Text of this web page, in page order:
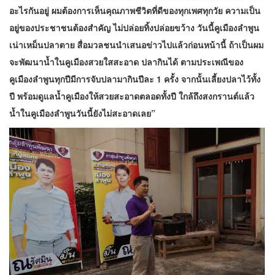
อะไรกันอยู่ ผมต้องการเห็นคุณภาพชีวิตที่ดีของทุกเพศทุกวัย ความเป็น
อยู่ของประชาชนต้องสำคัญ ไม่ปล่อยทิ้งปล่อยขว้าง วันนี้คูเมืองลำพูน
เน่าเหม็นปลาตาย สื่อมวลชนนำเสนอข่าวไปแล้วก่อนหน้านี้ ถ้าเป็นผม
จะพัฒนาน้ำในคูเมืองสวยใสสะอาด ปลากินได้ ตามประเพณีของ
คูเมืองลำพูนทุกปีมีการจับปลามากินปีละ 1 ครั้ง จากนั้นเลี้ยงปลาไว้ทั้ง
ปี พร้อมดูแลน้ำคูเมืองให้สวยสะอาดตลอดทั้งปี ใกล้ถึงสงกรานต์แล้ว
น้ำในคูเมืองลำพูนวันนี้ยังไม่สะอาดเลย”